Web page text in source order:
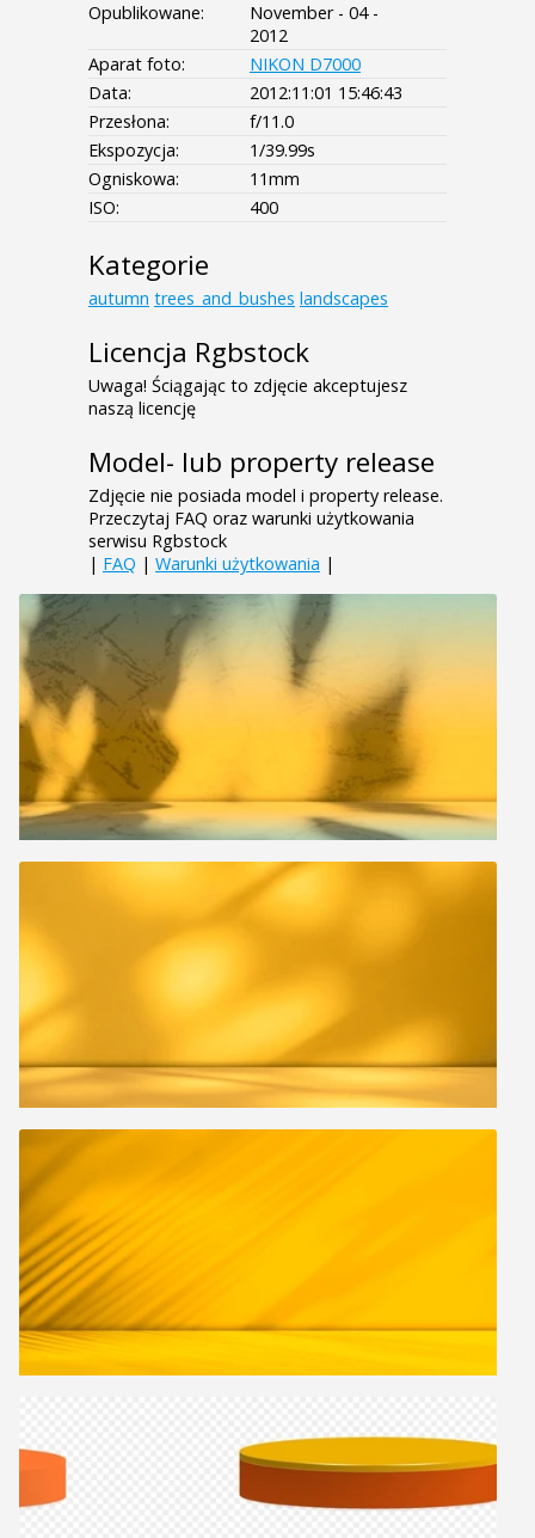
Opublikowane:
November - 04 -
2012
Aparat foto:
NIKON D7000
Data:
2012:11:01 15:46:43
Przesłona:
f/11.0
Ekspozycja:
1/39.99s
Ogniskowa:
11mm
ISO:
400
Kategorie
autumn trees_and_bushes landscapes
Licencja Rgbstock
Uwaga! Ściągając to zdjęcie akceptujesz
naszą licencję
Model- lub property release
Zdjęcie nie posiada model i property release.
Przeczytaj FAQ oraz warunki użytkowania
serwisu Rgbstock
| FAQ | Warunki użytkowania |